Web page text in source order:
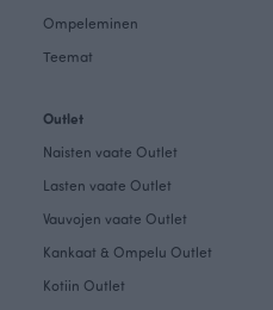
Ompeleminen
Teemat
Outlet
Naisten vaate Outlet
Lasten vaate Outlet
Vauvojen vaate Outlet
Kankaat & Ompelu Outlet
Kotiin Outlet